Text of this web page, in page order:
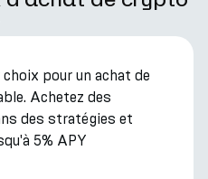
pour un achat de
Achetez des
des stratégies et
5% APY